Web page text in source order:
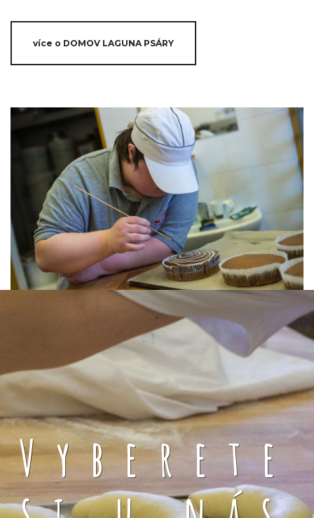
více o DOMOV LAGUNA PSÁRY
Vyberete